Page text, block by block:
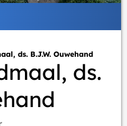
ds. B.J.W. Ouwehand
ds.